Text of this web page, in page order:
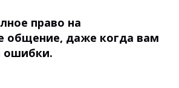
право на
общение, даже когда вам
ошибки.